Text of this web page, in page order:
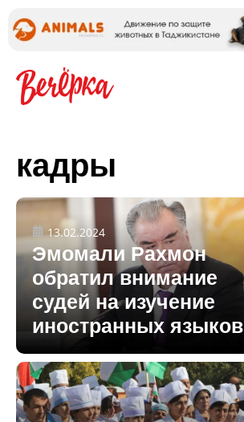
кадры
13.02.2024
Эмомали Рахмон
обратил внимание
судей на изучение
иностранных языков